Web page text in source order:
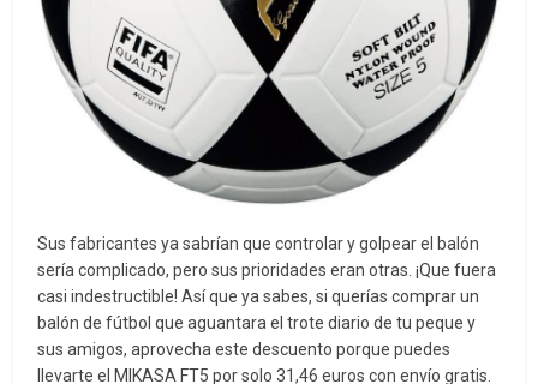
Sus fabricantes ya sabrían que controlar y golpear el balón
sería complicado, pero sus prioridades eran otras. ¡Que fuera
casi indestructible! Así que ya sabes, si querías comprar un
balón de fútbol que aguantara el trote diario de tu peque y
sus amigos, aprovecha este descuento porque puedes
llevarte el MIKASA FT5 por solo 31,46 euros con envío gratis.